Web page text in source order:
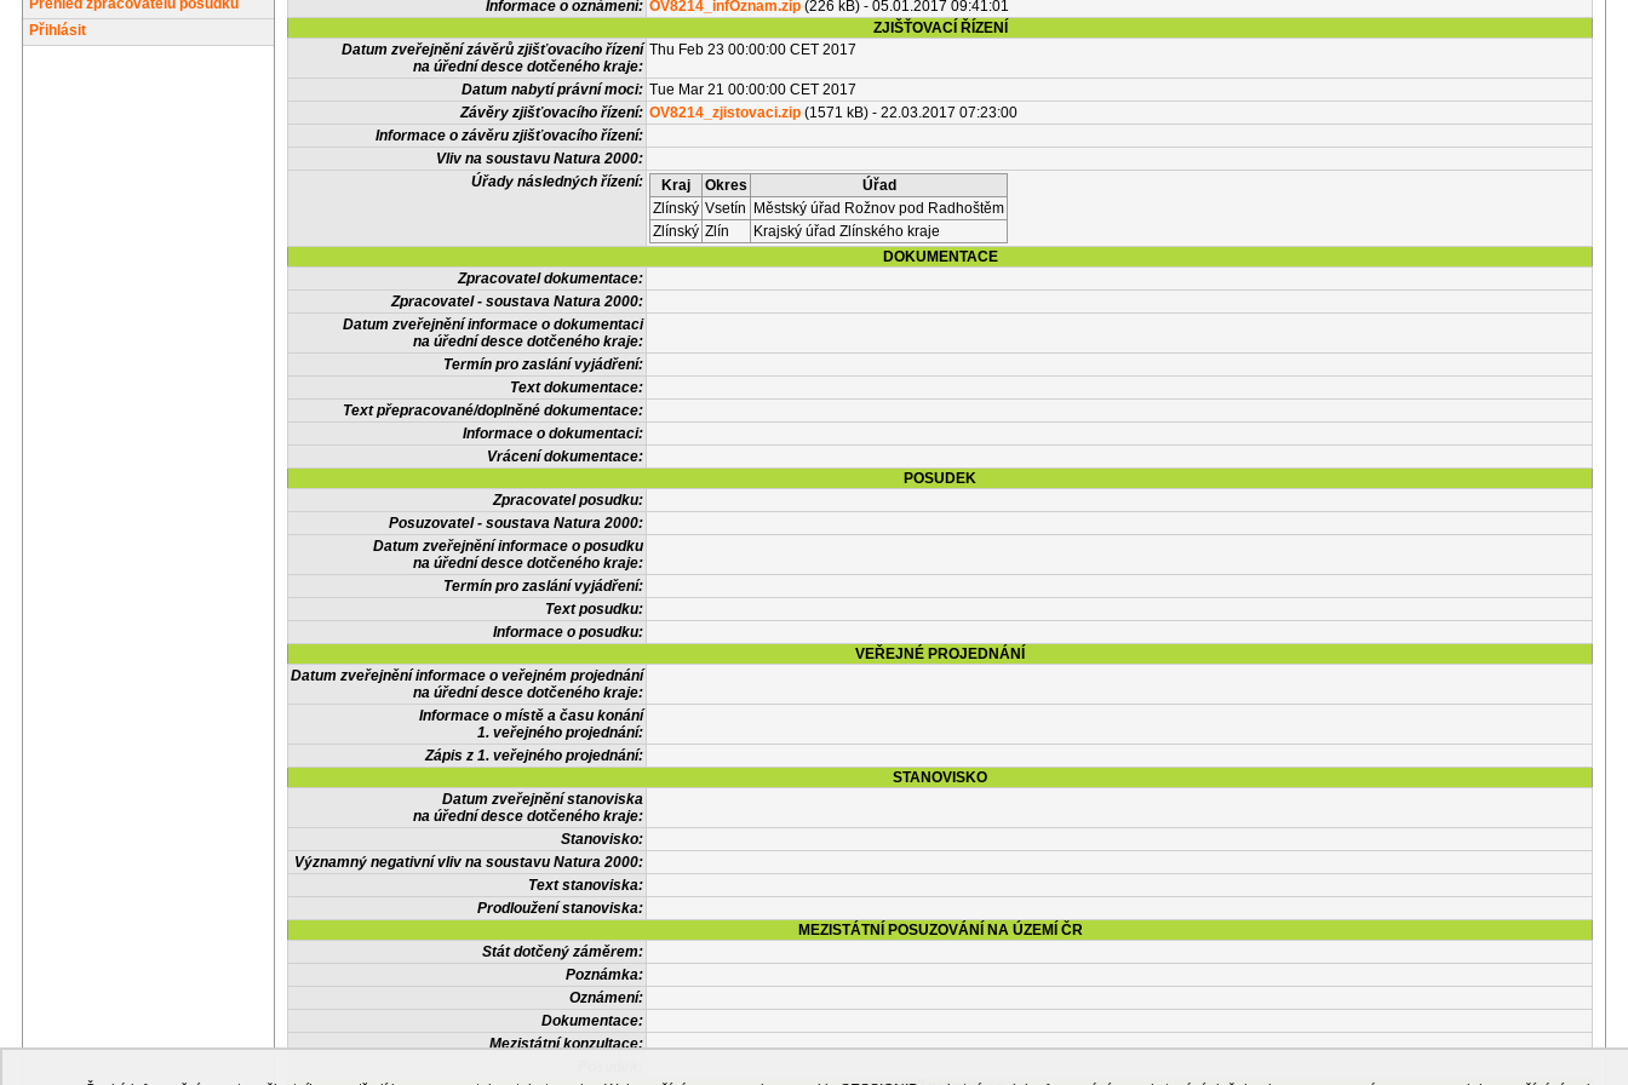
Přehled zpracovatelů posudků
Přihlásit
Informace o oznámení: OV8214_infOznam.zip (226 kB) - 05.01.2017 09:41:01
ZJIŠŤOVACÍ ŘÍZENÍ
Datum zveřejnění závěrů zjišťovacího řízení
na úřední desce dotčeného kraje:
Thu Feb 23 00:00:00 CET 2017
Datum nabytí právní moci: Tue Mar 21 00:00:00 CET 2017
Závěry zjišťovacího řízení: OV8214_zjistovaci.zip (1571 kB) - 22.03.2017 07:23:00
Informace o závěru zjišťovacího řízení:
Vliv na soustavu Natura 2000:
Úřady následných řízení:
Kraj Okres
Úřad
Zlínský Vsetín
Městský úřad Rožnov pod Radhoštěm
Zlínský Zlín
Krajský úřad Zlínského kraje
DOKUMENTACE
Zpracovatel dokumentace:
Zpracovatel - soustava Natura 2000:
Datum zveřejnění informace o dokumentaci
na úřední desce dotčeného kraje:
Termín pro zaslání vyjádření:
Text dokumentace:
Text přepracované/doplněné dokumentace:
Informace o dokumentaci:
Vrácení dokumentace:
POSUDEK
Zpracovatel posudku:
Posuzovatel - soustava Natura 2000:
Datum zveřejnění informace o posudku
na úřední desce dotčeného kraje:
Termín pro zaslání vyjádření:
Text posudku:
Informace o posudku:
VEŘEJNÉ PROJEDNÁNÍ
Datum zveřejnění informace o veřejném projednání
na úřední desce dotčeného kraje:
Informace o místě a času konání
1. veřejného projednání:
Zápis z 1. veřejného projednání:
STANOVISKO
Datum zveřejnění stanoviska
na úřední desce dotčeného kraje:
Stanovisko:
Významný negativní vliv na soustavu Natura 2000:
Text stanoviska:
Prodloužení stanoviska:
MEZISTÁTNÍ POSUZOVÁNÍ NA ÚZEMÍ ČR
Stát dotčený záměrem:
Poznámka:
Oznámení:
Dokumentace:
Mezistátní konzultace: